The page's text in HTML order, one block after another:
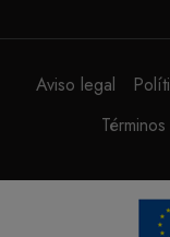
Aviso legal